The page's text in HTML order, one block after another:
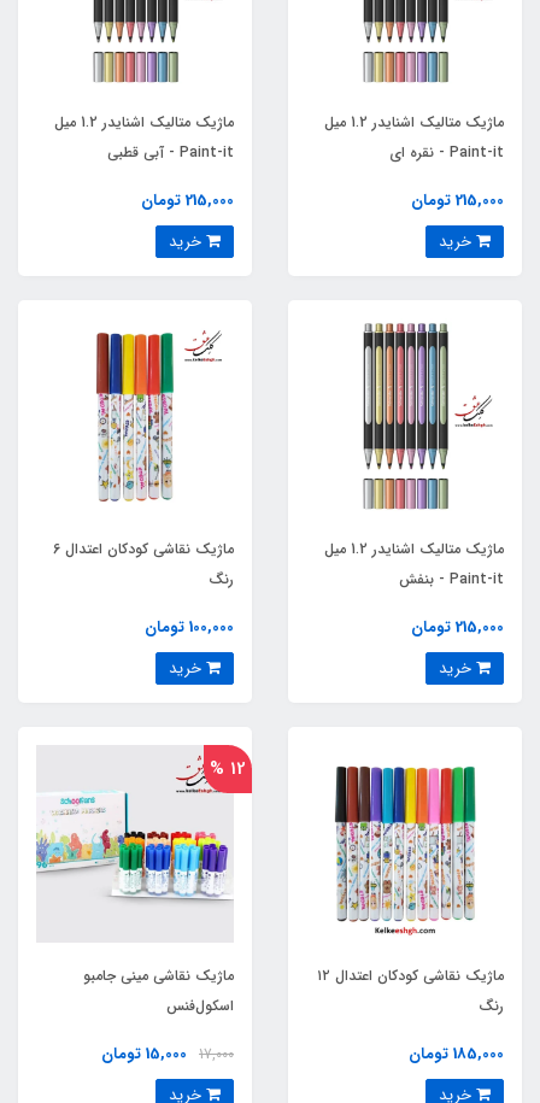
ماژیک متالیک اشنایدر 1.2 میل
Paint-it - نقره ای
215,000 تومان
ماژیک متالیک اشنایدر 1.2 میل
Paint-it - آبی قطبی
215,000 تومان
ماژیک متالیک اشنایدر 1.2 میل
Paint-it - بنفش
215,000 تومان
ماژیک نقاشی کودکان اعتدال 6
رنگ
100,000 تومان
ماژیک نقاشی کودکان اعتدال ۱۲
رنگ
185,000 تومان
12 %
ماژیک نقاشی مینی جامبو
اسکول‌فنس
17,000 15,000 تومان